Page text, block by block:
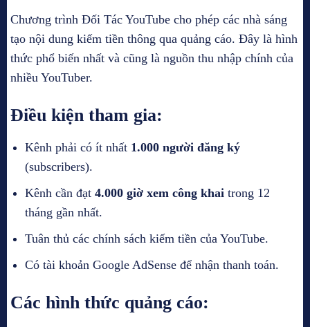
Chương trình Đối Tác YouTube cho phép các nhà sáng
tạo nội dung kiếm tiền thông qua quảng cáo. Đây là hình
thức phổ biến nhất và cũng là nguồn thu nhập chính của
nhiều YouTuber.
Điều kiện tham gia:
Kênh phải có ít nhất 1.000 người đăng ký
(subscribers).
Kênh cần đạt 4.000 giờ xem công khai trong 12
tháng gần nhất.
Tuân thủ các chính sách kiếm tiền của YouTube.
Có tài khoản Google AdSense để nhận thanh toán.
Các hình thức quảng cáo: